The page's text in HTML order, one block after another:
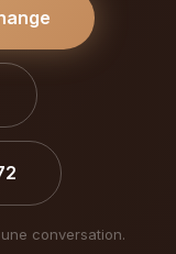
conversation.